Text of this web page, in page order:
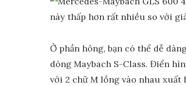
Ở phần hông, bạn có thể dễ
dòng Maybach S-Class. Điển
với 2 chữ M lồng vào nhau xuất